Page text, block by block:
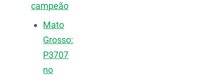
campeão
Mato
Grosso:
P3707
no